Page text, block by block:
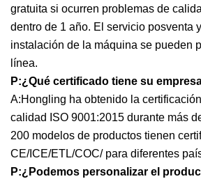
gratuita si ocurren problemas de
dentro de 1 año. El servicio posventa
instalación de la máquina se pueden
línea.
P:¿Qué certificado tiene su
A:Hongling ha obtenido la
calidad ISO 9001:2015 durante más
200 modelos de productos tienen
CE/ICE/ETL/COC/ para diferentes
P:¿Podemos personalizar el